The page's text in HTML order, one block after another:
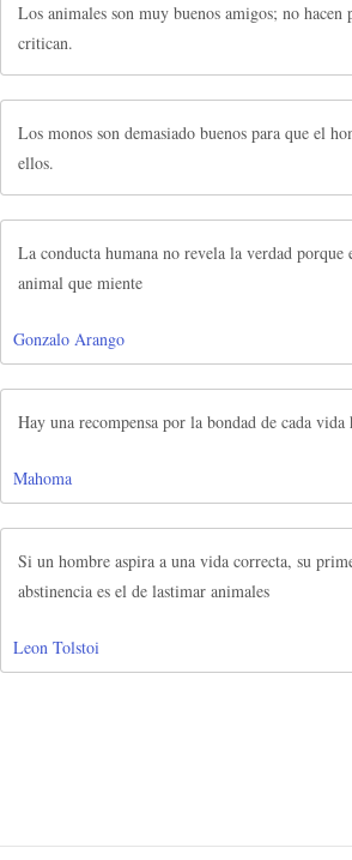
Los animales son muy buenos amigos; no hacen
critican.
Los monos son demasiado buenos para que el hombre descienda de
ellos.
La conducta humana no revela la verdad porque
animal que miente
Gonzalo Arango
Hay una recompensa por la bondad de cada
Mahoma
Si un hombre aspira a una vida correcta, su
abstinencia es el de lastimar animales
Leon Tolstoi